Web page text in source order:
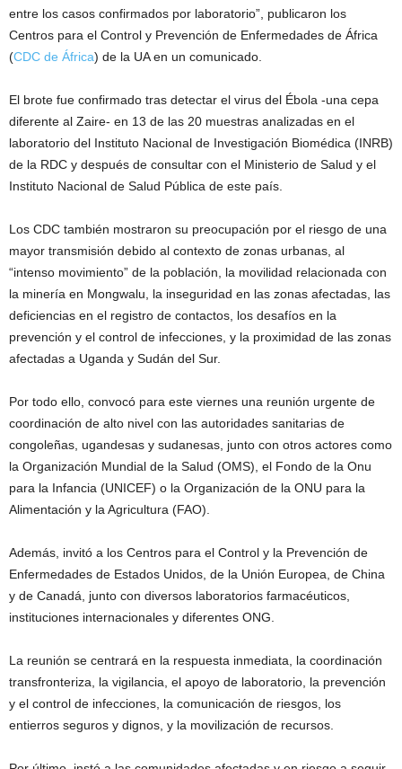
entre los casos confirmados por laboratorio”, publicaron los
Centros para el Control y Prevención de Enfermedades de África
(CDC de África) de la UA en un comunicado.
El brote fue confirmado tras detectar el virus del Ébola -una cepa
diferente al Zaire- en 13 de las 20 muestras analizadas en el
laboratorio del Instituto Nacional de Investigación Biomédica (INRB)
de la RDC y después de consultar con el Ministerio de Salud y el
Instituto Nacional de Salud Pública de este país.
Los CDC también mostraron su preocupación por el riesgo de una
mayor transmisión debido al contexto de zonas urbanas, al
“intenso movimiento” de la población, la movilidad relacionada con
la minería en Mongwalu, la inseguridad en las zonas afectadas, las
deficiencias en el registro de contactos, los desafíos en la
prevención y el control de infecciones, y la proximidad de las zonas
afectadas a Uganda y Sudán del Sur.
Por todo ello, convocó para este viernes una reunión urgente de
coordinación de alto nivel con las autoridades sanitarias de
congoleñas, ugandesas y sudanesas, junto con otros actores como
la Organización Mundial de la Salud (OMS), el Fondo de la Onu
para la Infancia (UNICEF) o la Organización de la ONU para la
Alimentación y la Agricultura (FAO).
Además, invitó a los Centros para el Control y la Prevención de
Enfermedades de Estados Unidos, de la Unión Europea, de China
y de Canadá, junto con diversos laboratorios farmacéuticos,
instituciones internacionales y diferentes ONG.
La reunión se centrará en la respuesta inmediata, la coordinación
transfronteriza, la vigilancia, el apoyo de laboratorio, la prevención
y el control de infecciones, la comunicación de riesgos, los
entierros seguros y dignos, y la movilización de recursos.